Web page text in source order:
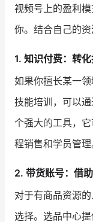
视频号上的盈利
你。结合自己的资
1. 知识付费：转
如果你擅长某一
技能培训，可以通
个强大的工具，
程销售和学员管理
2. 带货账号：借
对于有商品资源
选择。选品中心